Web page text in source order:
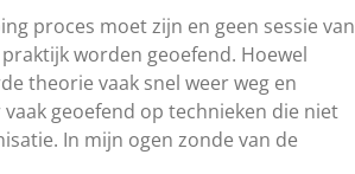
proces moet zijn en geen sessie van
worden geoefend. Hoewel
theorie vaak snel weer weg en
geoefend op technieken die niet
In mijn ogen zonde van de